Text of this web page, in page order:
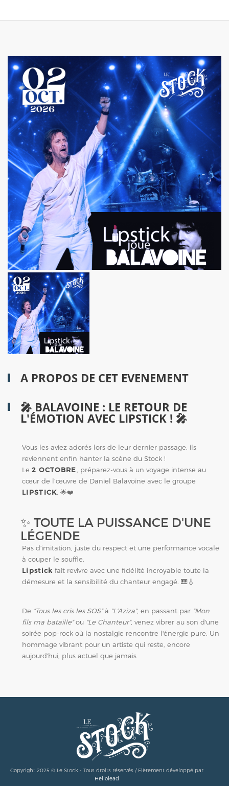
A PROPOS DE CET EVENEMENT
🎤 BALAVOINE : LE RETOUR DE
L'ÉMOTION AVEC LIPSTICK ! 🎤
Vous les aviez adorés lors de leur dernier passage, ils
reviennent enfin hanter la scène du Stock !
Le 2 OCTOBRE
, préparez-vous à un voyage intense au
cœur de l’œuvre de Daniel Balavoine avec le groupe
LIPSTICK. 🌟❤️
✨ TOUTE LA PUISSANCE D'UNE
LÉGENDE
Pas d'imitation, juste du respect et une performance vocale
à couper le souffle.
Lipstick fait revivre avec une fidélité incroyable toute la
démesure et la sensibilité du chanteur engagé. 🎹🎸
De "Tous les cris les SOS"à "L'Aziza", en passant par "Mon
fils ma bataille"ou "Le Chanteur", venez vibrer au son d'une
soirée pop-rock où la nostalgie rencontre l'énergie pure. Un
hommage vibrant pour un artiste qui reste, encore
aujourd'hui, plus actuel que jamais
Copyright 2025 © Le Stock - Tous droits réservés / Fièrement développé par
Hellolead